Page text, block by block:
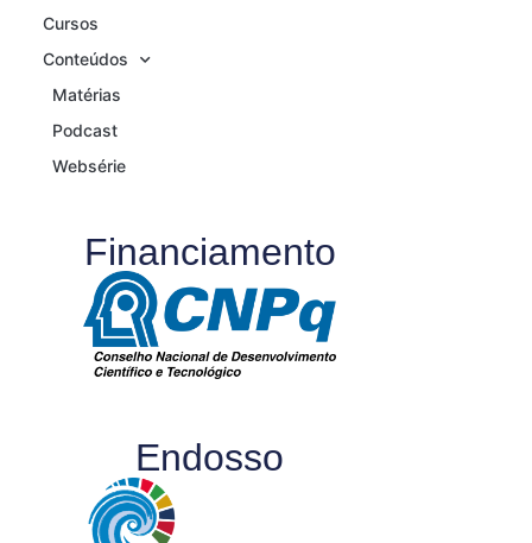
Cursos
Conteúdos
Matérias
Podcast
Websérie
Financiamento
Endosso